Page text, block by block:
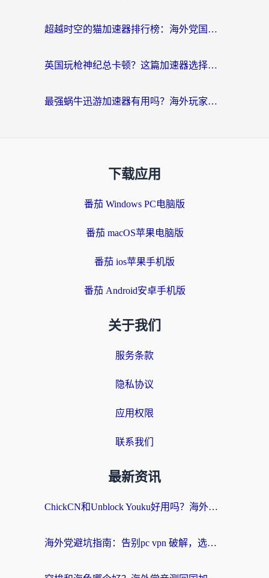
超越时空的猫加速器排行榜：海外党国服游戏不卡顿的终极选择指南
英国玩枪神纪总卡顿？这篇加速器选择指南帮你告别延迟（附实测推荐）
最强蜗牛迅游加速器有用吗？海外玩家国服游戏加速避坑指南（附德国玩忍者必须死3流星蝴蝶剑解决办法）
下载应用
番茄 Windows PC电脑版
番茄 macOS苹果电脑版
番茄 ios苹果手机版
番茄 Android安卓手机版
关于我们
服务条款
隐私协议
应用权限
联系我们
最新资讯
ChickCN和Unblock Youku好用吗？海外党亲测3款回国加速器，附iOS免费选择指南
海外党避坑指南：告别pc vpn 破解，选对回国加速器轻松访问国内资源